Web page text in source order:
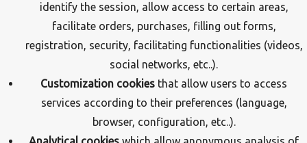
identify the session, allow access to certain areas,
facilitate orders, purchases, filling out forms,
registration, security, facilitating functionalities (videos,
social networks, etc..).
Customization cookies that allow users to access
services according to their preferences (language,
browser, configuration, etc..).